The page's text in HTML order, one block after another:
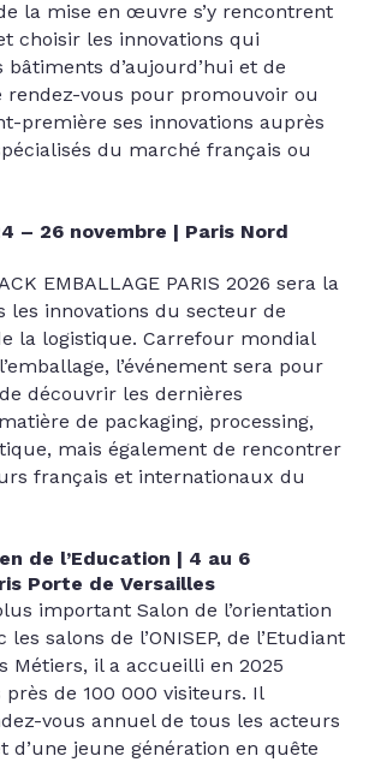
la mise en œuvre s’y rencontrent
choisir les innovations qui
d’aujourd’hui et de
rendez-vous pour promouvoir ou
première ses innovations auprès
du marché français ou
– 26 novembre | Paris Nord
EMBALLAGE PARIS 2026 sera la
les innovations du secteur de
la logistique. Carrefour mondial
l’événement sera pour
découvrir les dernières
de packaging, processing,
mais également de rencontrer
français et internationaux du
de l’Education | 4 au 6
Porte de Versailles
important Salon de l’orientation
les salons de l’ONISEP, de l’Etudiant
Métiers, il a accueilli en 2025
de 100 000 visiteurs. Il
vous annuel de tous les acteurs
d’une jeune génération en quête